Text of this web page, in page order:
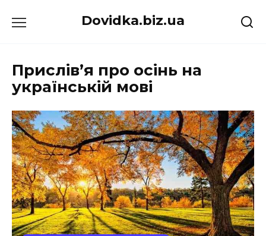
до
Dovidka.biz.ua
Прислів’я про осінь на
українській мові